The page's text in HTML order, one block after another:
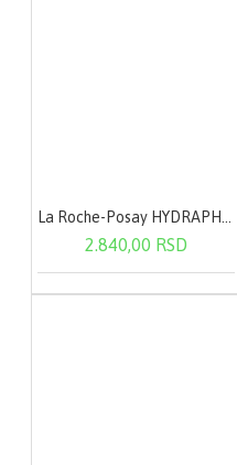
2.840,00 RSD